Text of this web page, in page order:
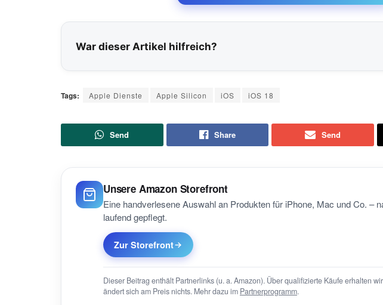
War dieser Artikel hilfreich?
Tags: Apple Dienste Apple Silicon iOS iOS 18
Send Share Send
Unsere Amazon Storefront
Eine handverlesene Auswahl an Produkten für iPhone, Mac und Co. –
laufend gepflegt.
Zur Storefront
Dieser Beitrag enthält Partnerlinks (u. a. Amazon). Über qualifizierte Käufe erhalten
ändert sich am Preis nichts. Mehr dazu im Partnerprogramm.